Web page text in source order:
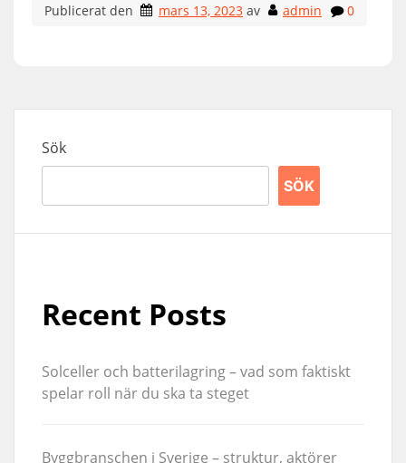
Publicerat den mars 13, 2023 av admin 0
Sök
SÖK
Recent Posts
Solceller och batterilagring – vad som faktiskt
spelar roll när du ska ta steget
Byggbranschen i Sverige – struktur, aktörer